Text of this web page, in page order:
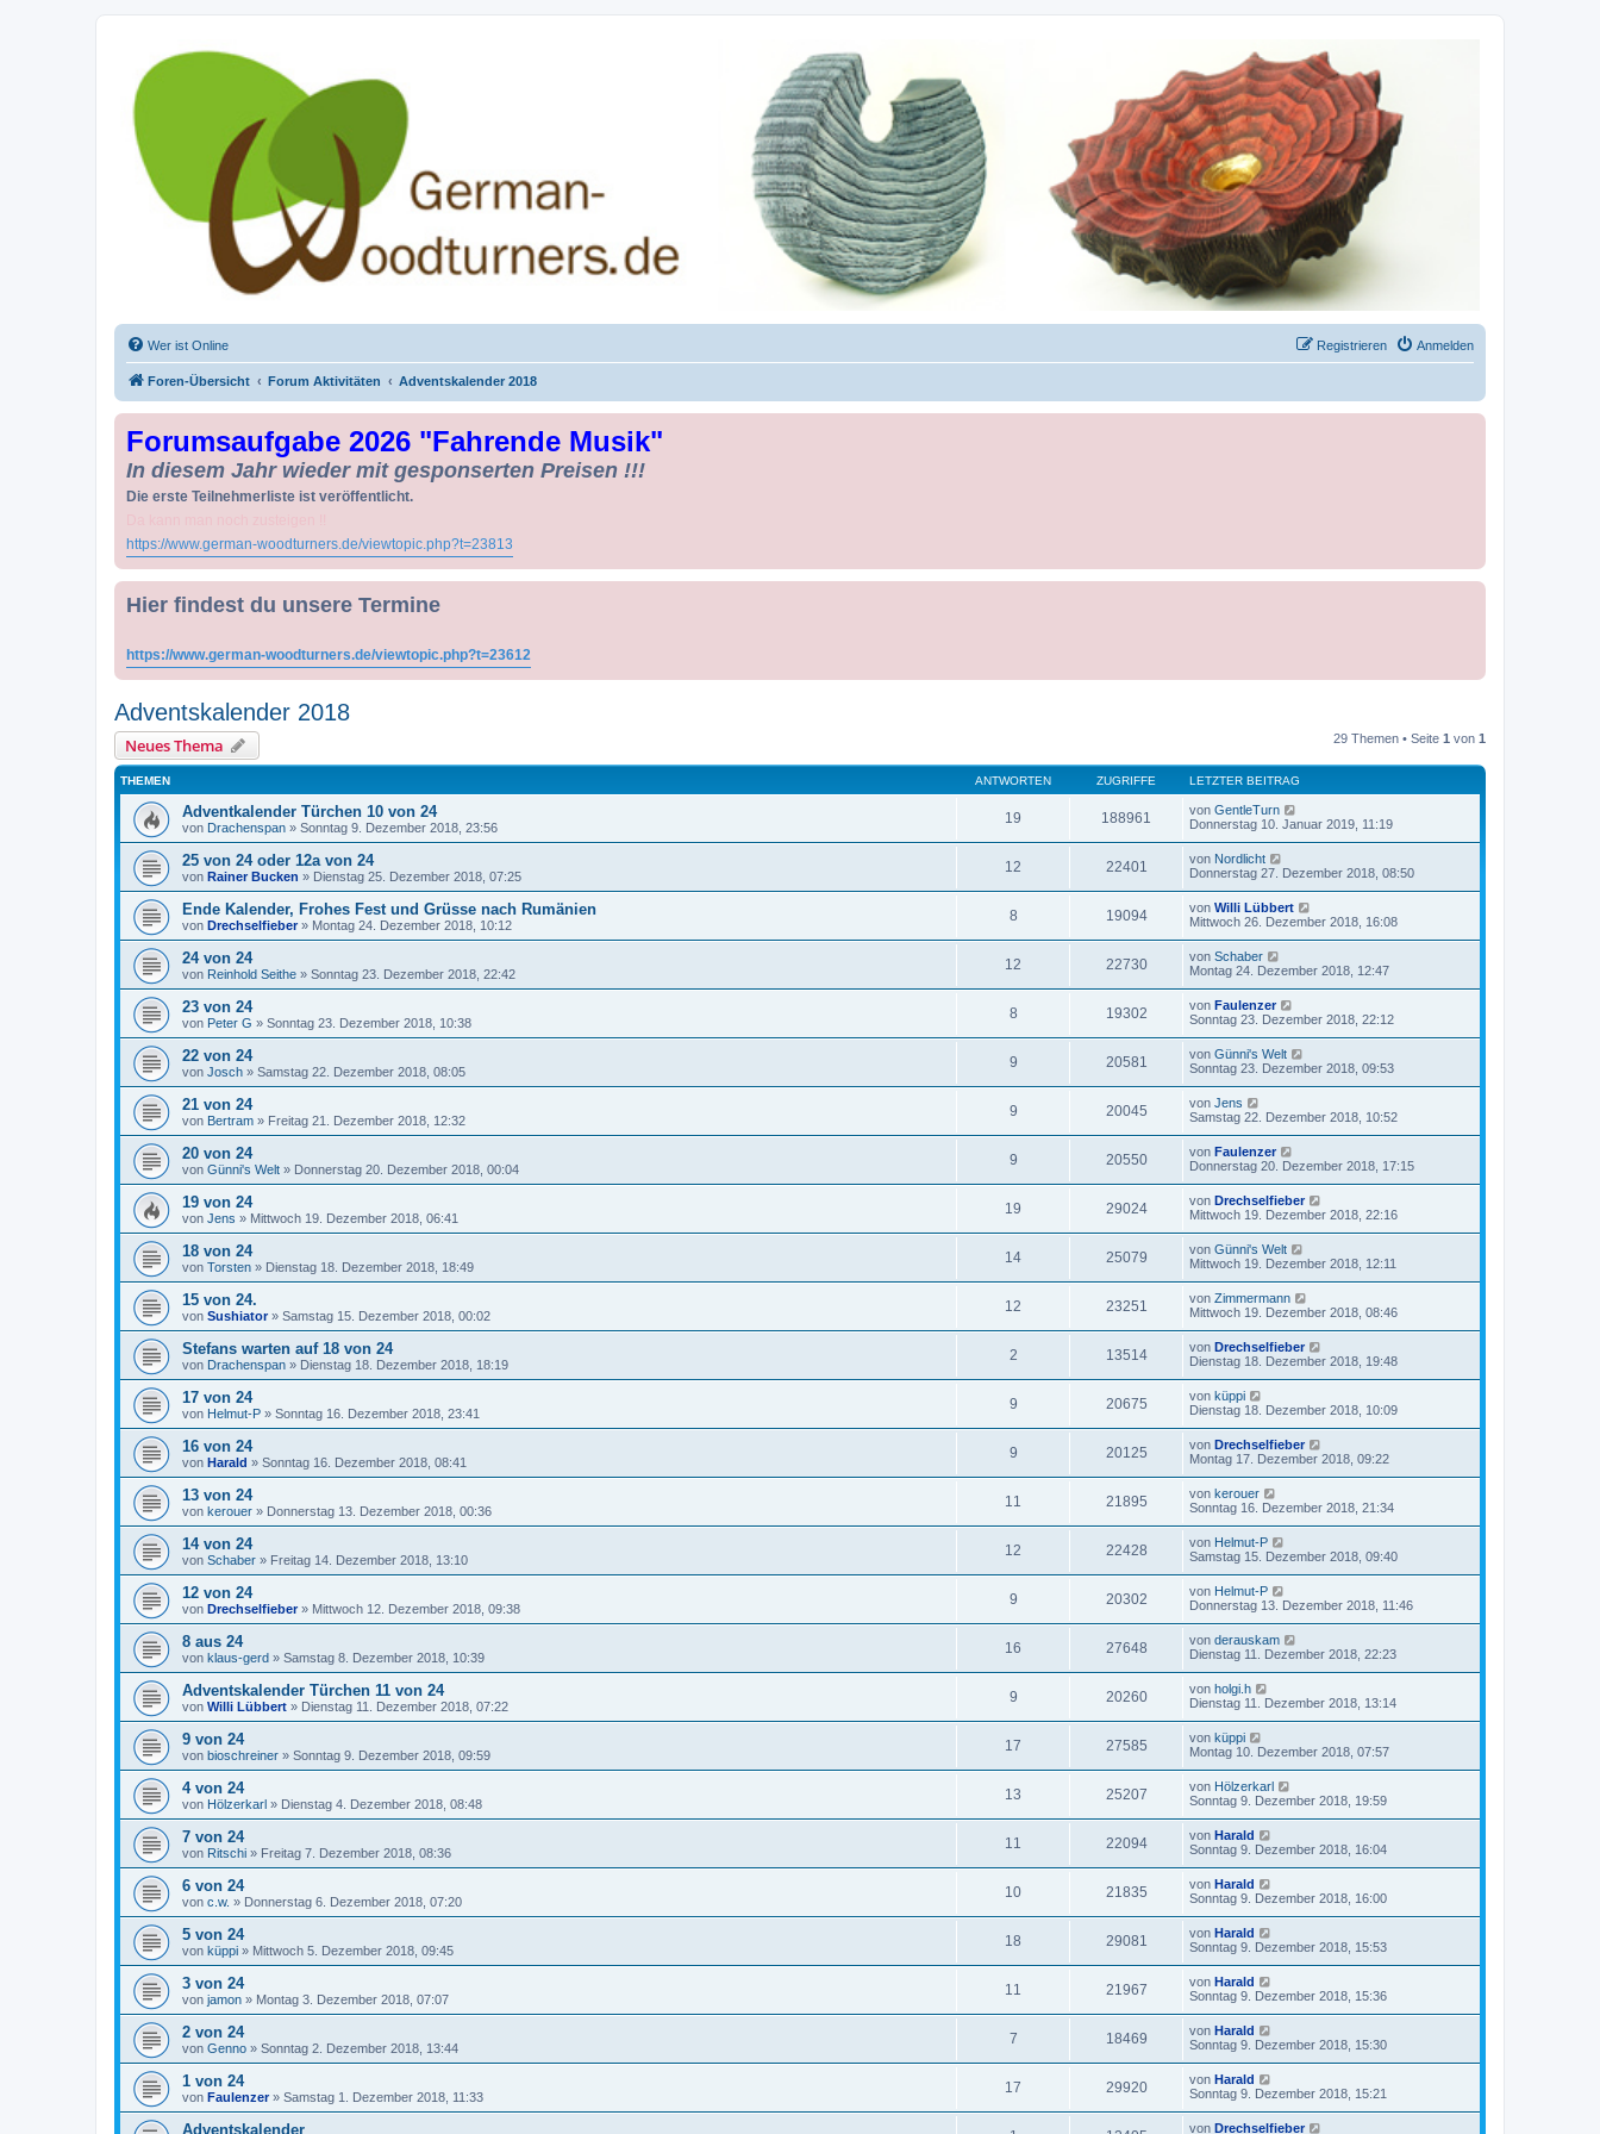
Drechseln und Kunsthandwerk - German-Woodturners *Forum Sauerland*
Der Treffpunkt für Drechsler und Freunde des Kunsthandwerks
Wer ist Online Anmelden
Registrieren
Foren-Übersicht Forum Aktivitäten Adventskalender 2018
Forumsaufgabe 2026 "Fahrende Musik"
In diesem Jahr wieder mit gesponserten Preisen !!!
Die erste Teilnehmerliste ist veröffentlicht.
https://www.german-woodturners.de/viewtopic.php?t=23813
Hier findest du unsere Termine
https://www.german-woodturners.de/viewtopic.php?t=23612
Adventskalender 2018
Neues Thema 29 Themen • Seite 1 von 1
THEMEN ANTWORTEN ZUGRIFFE LETZTER BEITRAG
Adventkalender Türchen 10 von 24
von Drachenspan » Sonntag 9. Dezember 2018, 23:56
19 188961 von GentleTurn
Donnerstag 10. Januar 2019, 11:19
25 von 24 oder 12a von 24
von Rainer Bucken » Dienstag 25. Dezember 2018, 07:25
12 22401 von Nordlicht
Donnerstag 27. Dezember 2018, 08:50
Ende Kalender, Frohes Fest und Grüsse nach Rumänien
von Drechselfieber» Montag 24. Dezember 2018, 10:12
8 19094 von Willi Lübbert
Mittwoch 26. Dezember 2018, 16:08
24 von 24
von Reinhold Seithe » Sonntag 23. Dezember 2018, 22:42
12 22730 von Schaber
Montag 24. Dezember 2018, 12:47
23 von 24
von Peter G » Sonntag 23. Dezember 2018, 10:38
8 19302 von Faulenzer
Sonntag 23. Dezember 2018, 22:12
22 von 24
von Josch » Samstag 22. Dezember 2018, 08:05
9 20581 von Günni's Welt
Sonntag 23. Dezember 2018, 09:53
21 von 24
von Bertram » Freitag 21. Dezember 2018, 12:32
9 20045 von Jens
Samstag 22. Dezember 2018, 10:52
20 von 24
von Günni's Welt » Donnerstag 20. Dezember 2018, 00:04
9 20550 von Faulenzer
Donnerstag 20. Dezember 2018, 17:15
19 von 24
von Jens » Mittwoch 19. Dezember 2018, 06:41
19 29024 von Drechselfieber
Mittwoch 19. Dezember 2018, 22:16
18 von 24
von Torsten » Dienstag 18. Dezember 2018, 18:49
14 25079 von Günni's Welt
Mittwoch 19. Dezember 2018, 12:11
15 von 24.
von Sushiator» Samstag 15. Dezember 2018, 00:02
12 23251 von Zimmermann
Mittwoch 19. Dezember 2018, 08:46
Stefans warten auf 18 von 24
von Drachenspan » Dienstag 18. Dezember 2018, 18:19
2 13514 von Drechselfieber
Dienstag 18. Dezember 2018, 19:48
17 von 24
von Helmut-P » Sonntag 16. Dezember 2018, 23:41
9 20675 von küppi
Dienstag 18. Dezember 2018, 10:09
16 von 24
von Harald » Sonntag 16. Dezember 2018, 08:41
9 20125 von Drechselfieber
Montag 17. Dezember 2018, 09:22
13 von 24
von kerouer » Donnerstag 13. Dezember 2018, 00:36
11 21895 von kerouer
Sonntag 16. Dezember 2018, 21:34
14 von 24
von Schaber » Freitag 14. Dezember 2018, 13:10
12 22428 von Helmut-P
Samstag 15. Dezember 2018, 09:40
12 von 24
von Drechselfieber» Mittwoch 12. Dezember 2018, 09:38
9 20302 von Helmut-P
Donnerstag 13. Dezember 2018, 11:46
8 aus 24
von klaus-gerd » Samstag 8. Dezember 2018, 10:39
16 27648 von derauskam
Dienstag 11. Dezember 2018, 22:23
Adventskalender Türchen 11 von 24
von Willi Lübbert » Dienstag 11. Dezember 2018, 07:22
9 20260 von holgi.h
Dienstag 11. Dezember 2018, 13:14
9 von 24
von bioschreiner » Sonntag 9. Dezember 2018, 09:59
17 27585 von küppi
Montag 10. Dezember 2018, 07:57
4 von 24
von Hölzerkarl » Dienstag 4. Dezember 2018, 08:48
13 25207 von Hölzerkarl
Sonntag 9. Dezember 2018, 19:59
7 von 24
von Ritschi » Freitag 7. Dezember 2018, 08:36
11 22094 von Harald
Sonntag 9. Dezember 2018, 16:04
6 von 24
von c.w. » Donnerstag 6. Dezember 2018, 07:20
10 21835 von Harald
Sonntag 9. Dezember 2018, 16:00
5 von 24
von küppi » Mittwoch 5. Dezember 2018, 09:45
18 29081 von Harald
Sonntag 9. Dezember 2018, 15:53
3 von 24
von jamon » Montag 3. Dezember 2018, 07:07
11 21967 von Harald
Sonntag 9. Dezember 2018, 15:36
2 von 24
von Genno » Sonntag 2. Dezember 2018, 13:44
7 18469 von Harald
Sonntag 9. Dezember 2018, 15:30
1 von 24
von Faulenzer» Samstag 1. Dezember 2018, 11:33
17 29920 von Harald
Sonntag 9. Dezember 2018, 15:21
Adventskalender von Drechselfieber